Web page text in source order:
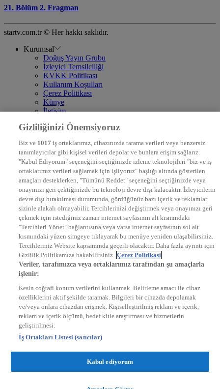
21. Bölüm 2. Fragman
startv.com.tr © Her hakkı saklıdır.
Kurumsal
Doğuş Yayın Grubu
İzleyici Temsilciliği
KVKK Politikası
Kullanım Koşulları
Çerez Politikası
Künye
İletişim
DYG Televizyonlar
STAR
EURO STAR
KRAL POP TV
DYG Radyolar
NTV RADYO
KRAL FM
KRAL POP
EKSEN
VOYAGE
DYG Dijital
ntv.com.tr
ntvspor.net
secim.ntv.com.tr
startv.com.tr
kralmuzik.com.tr
Gizliliğinizi Önemsiyoruz
Biz ve 1017 iş ortaklarımız, cihazınızda tarama verileri veya benzersiz
tanımlayıcılar gibi kişisel verileri depolar ve bunlara erişim sağlarız.
"Kabul Ediyorum" seçeneğini seçtiğinizde izleme teknolojileri "biz ve iş
ortaklarımız verileri sağlamak için işliyoruz" başlığı altında gösterilen
amaçları desteklerken, "Tümünü Reddet" seçeneğini seçtiğinizde veya
onayınızı geri çektiğinizde bu teknoloji devre dışı kalacaktır. İzleyicilerin
devre dışı bırakılması durumunda, gördüğünüz bazı içerik ve reklamlar
sizinle alakalı olmayabilir. Tercihlerinizi değiştirmek veya onayınızı geri
çekmek için istediğiniz zaman internet sayfasının alt kısmındaki
"Tercihleri Yönet" bağlantısına veya varsa internet sayfasının sol alt
kısmındaki yüzen simgeye tıklayarak bu menüye yeniden ulaşabilirsiniz.
Tercihleriniz Website kapsamında geçerli olacaktır. Daha fazla ayrıntı için
Gizlilik Politikamıza bakabilirsiniz. Çerez Politikasi
Veriler, tarafımızca veya ortaklarımız tarafından şu amaçlarla
işlenir:
Kesin coğrafi konum verilerini kullanmak. Belirleme amacı ile cihaz
özelliklerini aktif şekilde taramak. Bilgileri bir cihazda depolamak
ve/veya onlara cihazdan erişmek. Kişiselleştirilmiş reklam ve içerik,
reklam ve içerik ölçümü, hedef kitle araştırması ve hizmetlerin
geliştirilmesi.
İş Ortakları Listesi (satıcılar)
Kabul ediyorum